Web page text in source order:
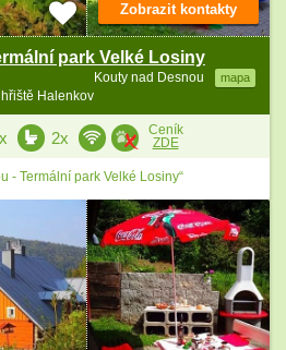
park Velké Losiny
Kouty nad Desnou mapa
Halenkov
Zobrazit kontakty
2x
Ceník
ZDE
- Termální park Velké Losiny“